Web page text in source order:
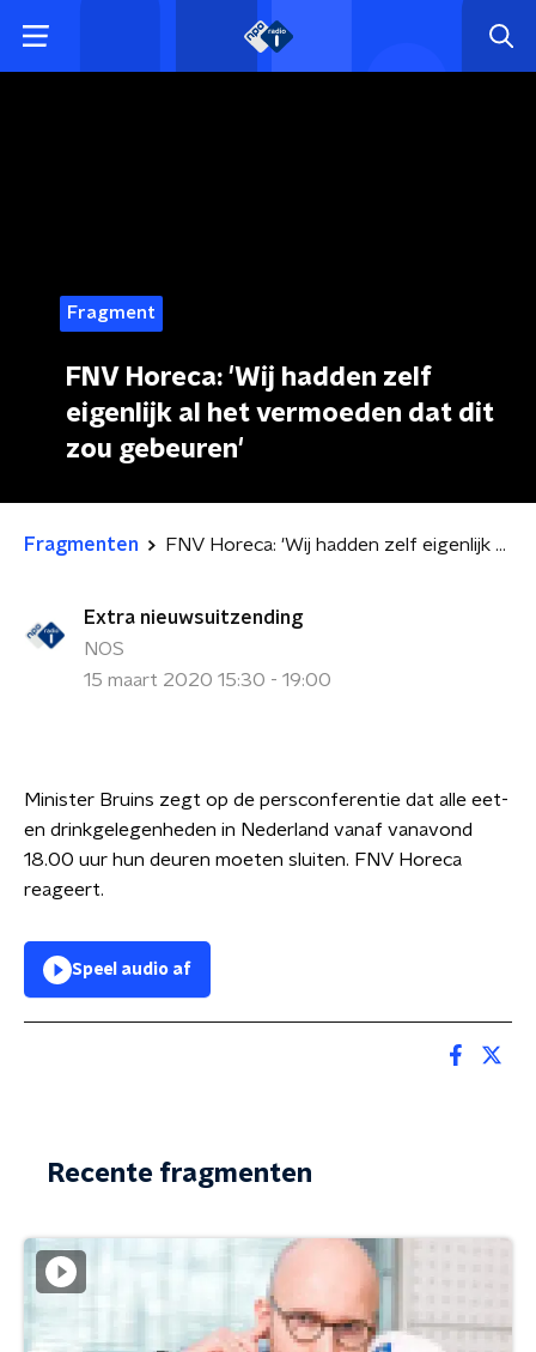
Fragment
FNV Horeca: 'Wij hadden zelf
eigenlijk al het vermoeden dat dit
zou gebeuren'
Fragmenten FNV Horeca: 'Wij hadden zelf eigenlijk al het vermoeden dat dit zou gebeuren'
Extra nieuwsuitzending
NOS
15 maart 2020 15:30 - 19:00
Minister Bruins zegt op de persconferentie dat alle eet-
en drinkgelegenheden in Nederland vanaf vanavond
18.00 uur hun deuren moeten sluiten. FNV Horeca
reageert.
Speel audio af
Recente fragmenten